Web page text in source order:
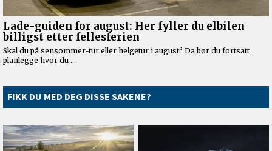
FIKK DU MED DEG DISSE SAKENE?